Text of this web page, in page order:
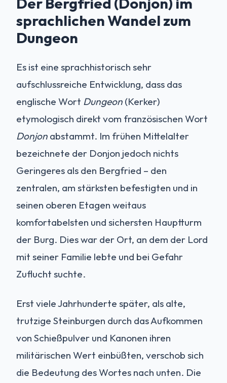
sprachlichen Wandel zum
Dungeon
Es ist eine sprachhistorisch sehr
aufschlussreiche Entwicklung, dass das
englische Wort Dungeon (Kerker)
etymologisch direkt vom französischen Wort
Donjon abstammt. Im frühen Mittelalter
bezeichnete der Donjon jedoch nichts
Geringeres als den Bergfried – den
zentralen, am stärksten befestigten und in
seinen oberen Etagen weitaus
komfortabelsten und sichersten Hauptturm
der Burg. Dies war der Ort, an dem der Lord
mit seiner Familie lebte und bei Gefahr
Zuflucht suchte.
Erst viele Jahrhunderte später, als alte,
trutzige Steinburgen durch das Aufkommen
von Schießpulver und Kanonen ihren
militärischen Wert einbüßten, verschob sich
die Bedeutung des Wortes nach unten. Die